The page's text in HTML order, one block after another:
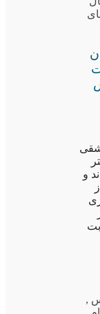
و
,